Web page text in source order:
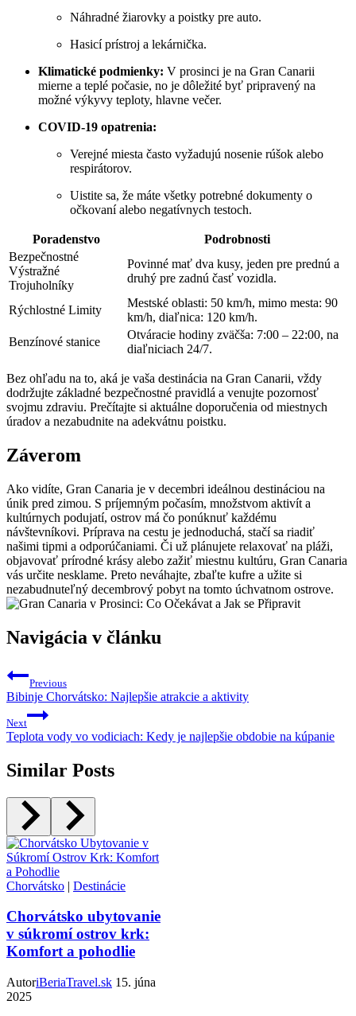
Náhradné žiarovky a poistky pre auto.
Hasicí prístroj a lekárnička.
Klimatické podmienky: V prosinci je na Gran Canarii
mierne a teplé počasie, no je dôležité byť pripravený na
možné výkyvy teploty, hlavne večer.
COVID-19 opatrenia:
Verejné miesta často vyžadujú nosenie rúšok alebo
respirátorov.
Uistite sa, že máte všetky potrebné dokumenty o
očkovaní alebo negatívnych testoch.
Poradenstvo
Podrobnosti
Bezpečnostné
Výstražné
Trojuholníky
Povinné mať dva kusy, jeden pre prednú a
druhý pre zadnú časť vozidla.
Rýchlostné Limity
Mestské oblasti: 50 km/h, mimo mesta: 90
km/h, diaľnica: 120 km/h.
Benzínové stanice
Otváracie hodiny zväčša: 7:00 – 22:00, na
diaľniciach 24/7.
Bez ohľadu na to, aká je vaša destinácia na Gran Canarii, vždy
dodržujte základné bezpečnostné pravidlá a venujte pozornosť
svojmu zdraviu. Prečítajte si aktuálne doporučenia od miestnych
úradov a nezabudnite na adekvátnu poistku.
Záverom
Ako vidíte, Gran Canaria je v decembri ideálnou destináciou na
únik pred zimou. S príjemným počasím, množstvom aktivít a
kultúrnych podujatí, ostrov má čo ponúknuť každému
návštevníkovi. Príprava na cestu je jednoduchá, stačí sa riadiť
našimi tipmi a odporúčaniami. Či už plánujete relaxovať na pláži,
objavovať prírodné krásy alebo zažiť miestnu kultúru, Gran Canaria
vás určite nesklame. Preto neváhajte, zbaľte kufre a užite si
nezabudnuteľný decembrový pobyt na tomto úchvatnom ostrove.
Navigácia v článku
Previous
Bibinje Chorvátsko: Najlepšie atrakcie a aktivity
Next
Teplota vody vo vodiciach: Kedy je najlepšie obdobie na kúpanie
Similar Posts
Chorvátsko | Destinácie
Chorvátsko ubytovanie
v súkromí ostrov krk:
Komfort a pohodlie
AutoriBeriaTravel.sk 15. júna
2025